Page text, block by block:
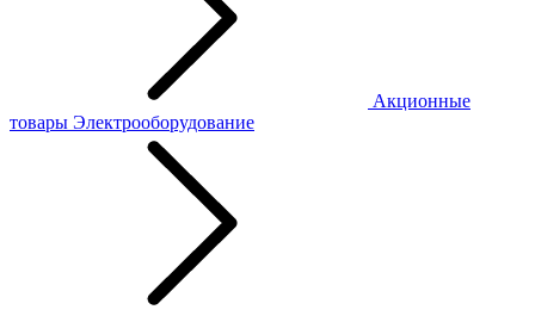
Акционные
товары Электрооборудование